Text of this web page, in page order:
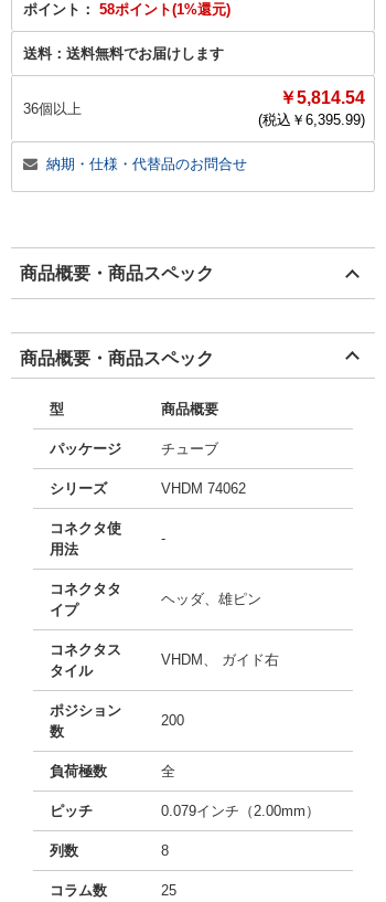
ポイント： 58ポイント(1%還元)
送料： 送料無料でお届けします
36個以上
￥5,814.54
(税込￥ 6,395.99)
納期・仕様・代替品のお問合せ
商品概要・商品スペック
商品概要・商品スペック
型 商品概要
パッケージ チューブ
シリーズ VHDM 74062
コネクタ使
用法
-
コネクタタ
イプ
ヘッダ、雄ピン
コネクタス
タイル
VHDM、 ガイド右
ポジション
数
200
負荷極数 全
ピッチ 0.079インチ（2.00mm）
列数 8
コラム数 25